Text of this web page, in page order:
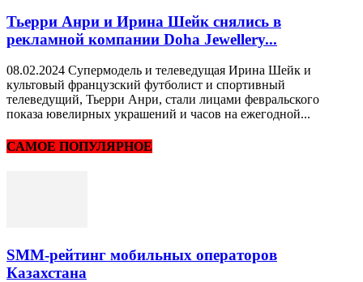
Тьерри Анри и Ирина Шейк снялись в
рекламной компании Doha Jewellery...
08.02.2024 Супермодель и телеведущая Ирина Шейк и
культовый французский футболист и спортивный
телеведущий, Тьерри Анри, стали лицами февральского
показа ювелирных украшений и часов на ежегодной...
САМОЕ ПОПУЛЯРНОЕ
SMM-рейтинг мобильных операторов
Казахстана